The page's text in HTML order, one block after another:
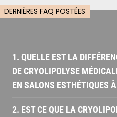
DERNIÈRES FAQ POSTÉES
1. QUELLE EST LA
DE CRYOLIPOLYSE
EN SALONS ESTHÉTIQUES
2. EST CE QUE LA